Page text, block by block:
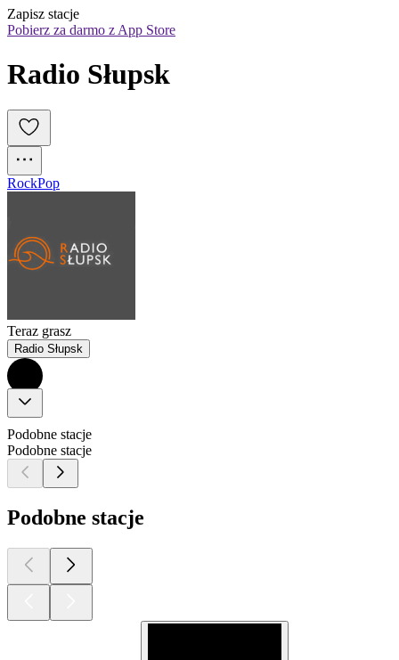
Zapisz stacje
Pobierz za darmo z App Store
Radio Słupsk
RockPop
Teraz grasz
Radio Słupsk
Podobne stacje
Podobne stacje
Podobne stacje